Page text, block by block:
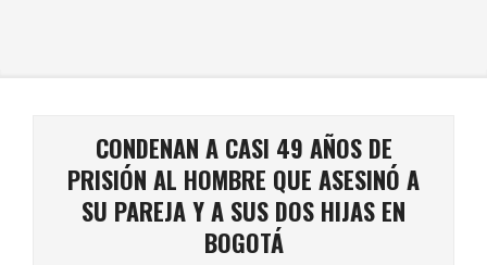
CONDENAN A CASI 49 AÑOS DE
PRISIÓN AL HOMBRE QUE ASESINÓ A
SU PAREJA Y A SUS DOS HIJAS EN
BOGOTÁ